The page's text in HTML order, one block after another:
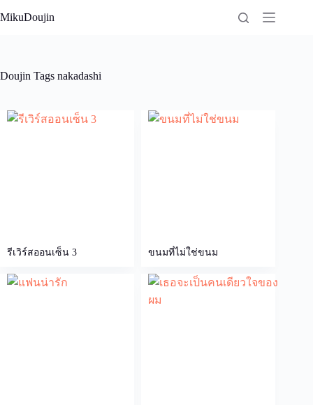
to
MikuDoujin
Doujin Tags nakadashi
รีเวิร์สออนเซ็น 3 ขนมที่ไม่ใช่ขนม